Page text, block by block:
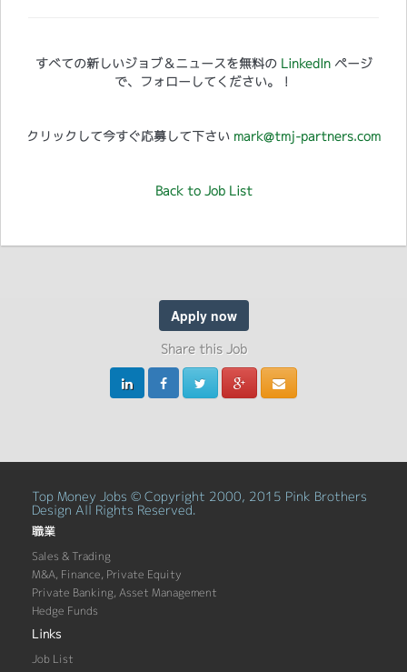
すべての新しいジョブ＆ニュースを無料の LinkedInページ
で、フォローしてください。！
クリックして今すぐ応募して下さい mark@tmj-partners.com
Back to Job List
Apply now
Share this Job
Top Money Jobs © Copyright 2000, 2015 Pink Brothers
Design All Rights Reserved.
職業
Sales & Trading
M&A, Finance, Private Equity
Private Banking, Asset Management
Hedge Funds
Links
Job List